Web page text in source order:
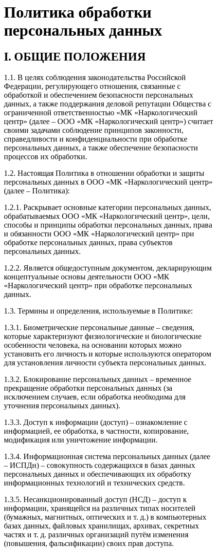
Политика обработки
персональных данных
I. ОБЩИЕ ПОЛОЖЕНИЯ
1.1. В целях соблюдения законодательства Российской
Федерации, регулирующего отношения, связанные с
обработкой и обеспечением безопасности персональных
данных, а также поддержания деловой репутации Общества с
ограниченной ответственностью «МК «Наркологический
центр» (далее – ООО «МК «Наркологический центр») считает
своими задачами соблюдение принципов законности,
справедливости и конфиденциальности при обработке
персональных данных, а также обеспечение безопасности
процессов их обработки.
1.2. Настоящая Политика в отношении обработки и защиты
персональных данных в ООО «МК «Наркологический центр»
(далее – Политика):
1.2.1. Раскрывает основные категории персональных данных,
обрабатываемых ООО «МК «Наркологический центр», цели,
способы и принципы обработки персональных данных, права
и обязанности ООО «МК «Наркологический центр» при
обработке персональных данных, права субъектов
персональных данных.
1.2.2. Является общедоступным документом, декларирующим
концептуальные основы деятельности ООО «МК
«Наркологический центр» при обработке персональных
данных.
1.3. Термины и определения, используемые в Политике:
1.3.1. Биометрические персональные данные – сведения,
которые характеризуют физиологические и биологические
особенности человека, на основании которых можно
установить его личность и которые используются оператором
для установления личности субъекта персональных данных.
1.3.2. Блокирование персональных данных – временное
прекращение обработки персональных данных (за
исключением случаев, если обработка необходима для
уточнения персональных данных).
1.3.3. Доступ к информации (доступ) – ознакомление с
информацией, ее обработка, в частности, копирование,
модификация или уничтожение информации.
1.3.4. Информационная система персональных данных (далее
– ИСПДн) – совокупность содержащихся в базах данных
персональных данных и обеспечивающих их обработку
информационных технологий и технических средств.
1.3.5. Несанкционированный доступ (НСД) – доступ к
информации, хранящейся на различных типах носителей
(бумажных, магнитных, оптических и т. д.) в компьютерных
базах данных, файловых хранилищах, архивах, секретных
частях и т. д. различных организаций путём изменения
(повышения, фальсификации) своих прав доступа.